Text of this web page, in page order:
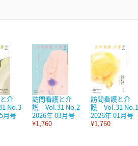
介
No.3
月号
訪問看護と介
護 Vol.31 No.2
2026年 03月号
¥1,760
訪問看護と介
護 Vol.31 No.1
2026年 01月号
¥1,760